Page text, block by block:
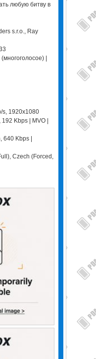
любую битву в
s.r.o., Ray
|
s, 1920x1080
Kbps | MVO |
640 Kbps |
Czech (Forced,